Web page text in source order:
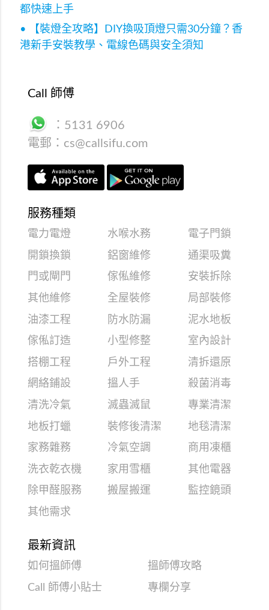
都快速上手
• 【裝燈全攻略】DIY換吸頂燈只需30分鐘？香
港新手安裝教學、電線色碼與安全須知
Call 師傅
： 5131 6906
電郵： cs@callsifu.com
服務種類
電力電燈 水喉水務
電子門鎖
開鎖換鎖
鋁窗維修
通渠吸糞
門或閘門
傢俬維修
安裝拆除
其他維修
全屋裝修
局部裝修
油漆工程
防水防漏
泥水地板
傢俬訂造
小型修整
室內設計
搭棚工程
戶外工程
清拆還原
網絡鋪設
搵人手
殺菌消毒
清洗冷氣
滅蟲滅鼠
專業清潔
地板打蠟
裝修後清潔
地毯清潔
家務雜務
冷氣空調
商用凍櫃
洗衣乾衣機
家用雪櫃
其他電器
除甲醛服務
搬屋搬運
監控鏡頭
其他需求
最新資訊
如何搵師傅
搵師傅攻略
Call 師傅小貼士
專欄分享